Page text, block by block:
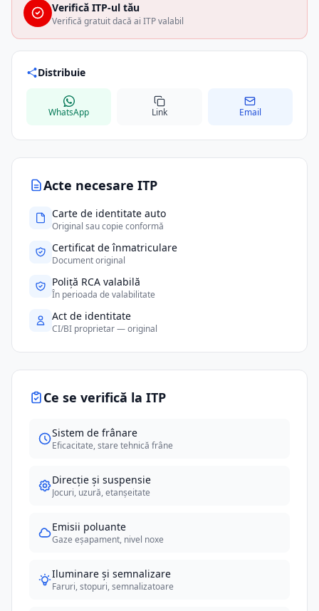
Acte necesare ITP
Carte de identitate auto
Original sau copie conformă
Certificat de înmatriculare
Document original
Poliță RCA valabilă
În perioada de valabilitate
Act de identitate
CI/BI proprietar — original
Ce se verifică la ITP
Sistem de frânare
Eficacitate, stare tehnică frâne
Direcție și suspensie
Jocuri, uzură, etanșeitate
Emisii poluante
Gaze eșapament, nivel noxe
Iluminare și semnalizare
Faruri, stopuri, semnalizatoare
Verifică ITP-ul tău
Verifică gratuit dacă ai ITP valabil
Distribuie
WhatsApp Link Email